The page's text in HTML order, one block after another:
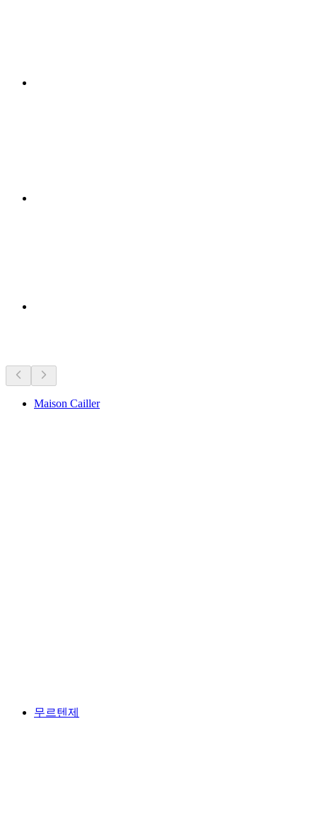
Maison Cailler
무르텐제